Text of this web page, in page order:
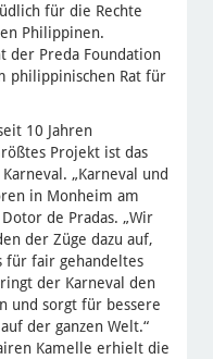
für die Rechte
Philippinen.
der Preda Foundation
philippinischen Rat für
10 Jahren
Projekt ist das
„Karneval und
in Monheim am
de Pradas. „Wir
der Züge dazu auf,
für fair gehandeltes
der Karneval den
und sorgt für bessere
der ganzen Welt.“
Kamelle erhielt die